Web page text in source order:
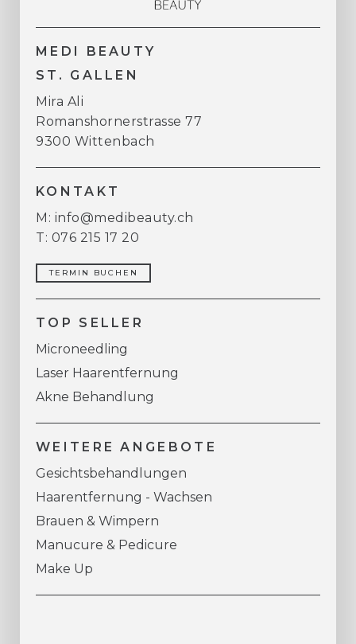
MEDI BEAUTY
ST. GALLEN
Mira Ali
Romanshornerstrasse 77
9300 Wittenbach
KONTAKT
M: info@medibeauty.ch
T: 076 215 17 20
TERMIN BUCHEN
TOP SELLER
Microneedling
Laser Haarentfernung
Akne Behandlung
WEITERE ANGEBOTE
Gesichtsbehandlungen
Haarentfernung - Wachsen
Brauen & Wimpern
Manucure & Pedicure
Make Up